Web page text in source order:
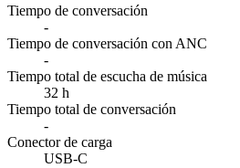
Tiempo de conversación
-
Tiempo de conversación con ANC
-
Tiempo total de escucha de música
32 h
Tiempo total de conversación
-
Conector de carga
USB-C